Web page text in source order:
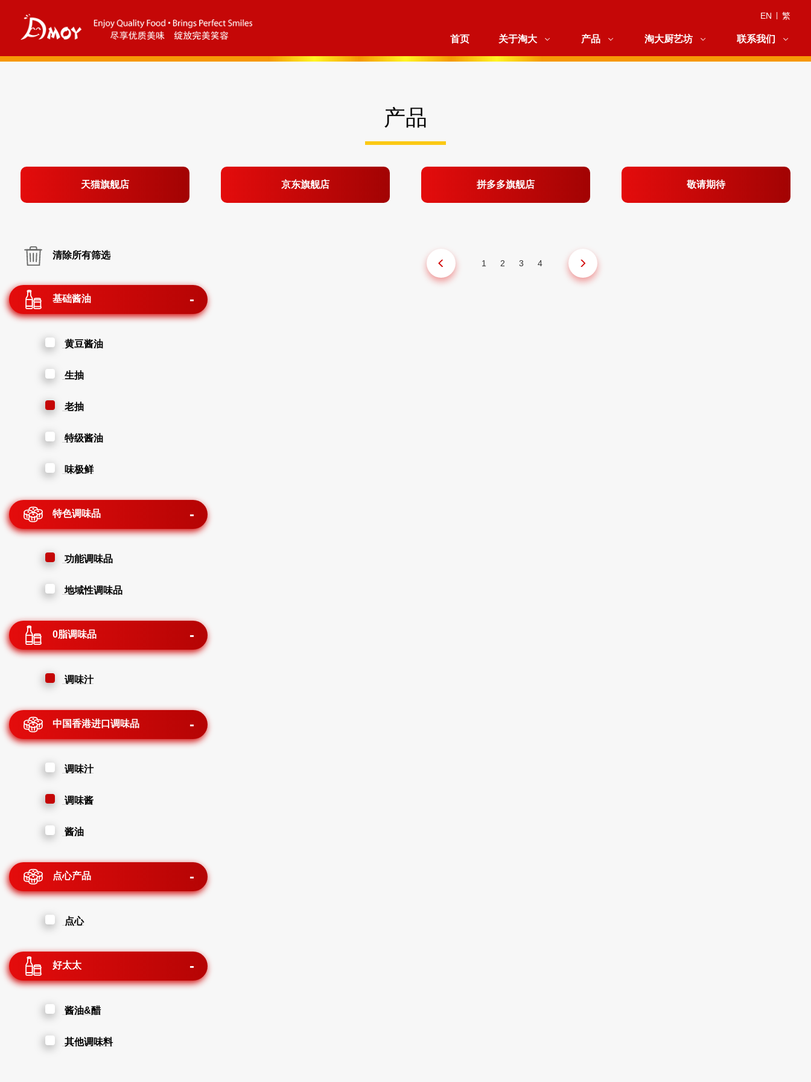
EN 繁
首页 关于淘大 产品 淘大厨艺坊 联系我们
产品
天猫旗舰店 京东旗舰店 拼多多旗舰店 敬请期待
清除所有筛选
基础酱油
黄豆酱油
生抽
老抽
特级酱油
味极鲜
特色调味品
功能调味品
地域性调味品
0脂调味品
调味汁
中国香港进口调味品
调味汁
调味酱
酱油
点心产品
点心
好太太
酱油&醋
其他调味料
1 2 3 4